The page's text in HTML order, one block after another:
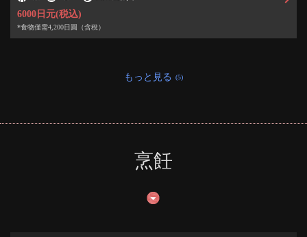
6000日元(税込)
*食物僅需4,200日圓（含稅）
もっと見る (5)
烹飪